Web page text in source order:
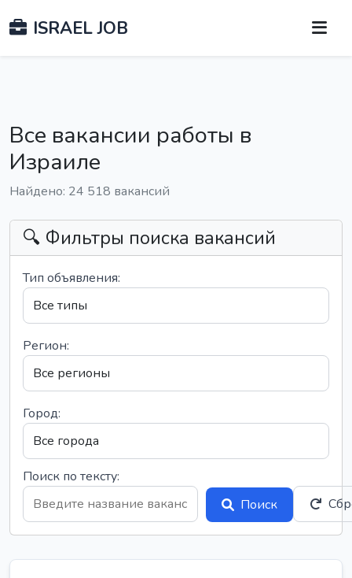
ISRAEL JOB
Все вакансии работы в
Израиле
Найдено: 24 518 вакансий
🔍 Фильтры поиска вакансий
Тип объявления:
Регион:
Город:
Поиск по тексту:
Поиск